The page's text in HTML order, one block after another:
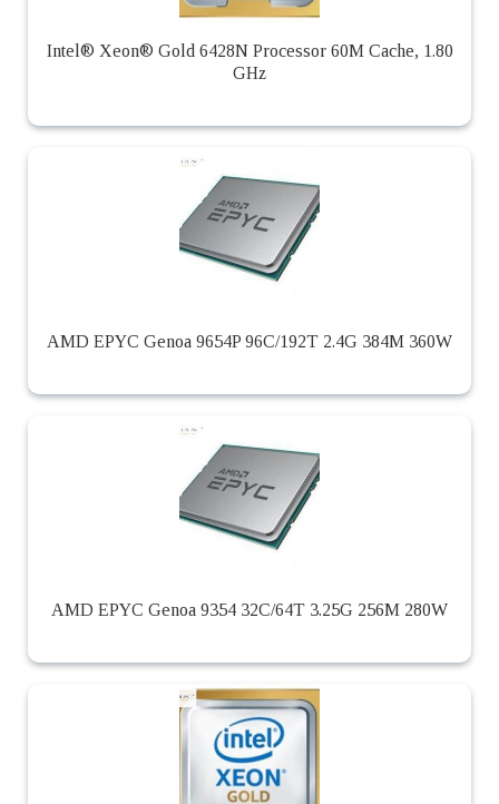
Intel® Xeon® Gold 6428N Processor 60M Cache, 1.80
GHz
AMD EPYC Genoa 9654P 96C/192T 2.4G 384M 360W
AMD EPYC Genoa 9354 32C/64T 3.25G 256M 280W